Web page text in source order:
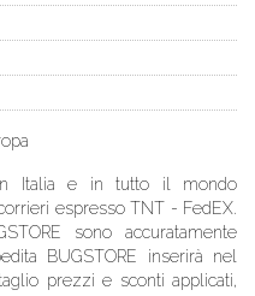
Italia e in tutto il mondo
espresso TNT - FedEX.
sono accuratamente
BUGSTORE inserirà nel
prezzi e sconti applicati,